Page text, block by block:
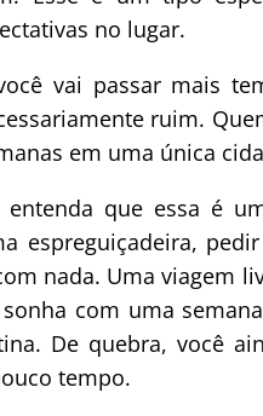
no lugar.
vai passar mais
ruim.
em uma única
que essa é
espreguiçadeira,
nada. Uma viagem
com uma
De quebra, você
tempo.